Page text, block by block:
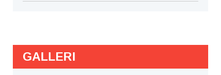
GALLERI